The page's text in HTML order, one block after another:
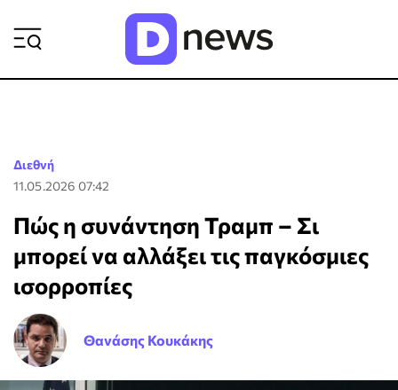
Διεθνή
11.05.2026 07:42
Πώς η συνάντηση Τραμπ – Σι
μπορεί να αλλάξει τις παγκόσμιες
ισορροπίες
Θανάσης Κουκάκης